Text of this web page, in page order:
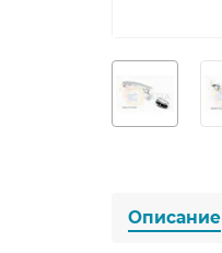
Описание